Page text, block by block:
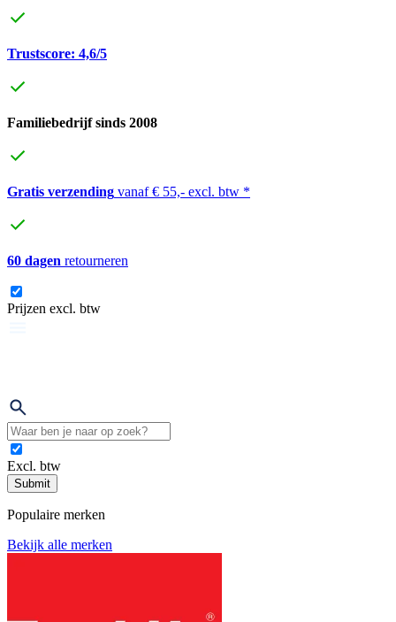
Trustscore: 4,6/5
Familiebedrijf sinds 2008
Gratis verzending vanaf € 55,- excl. btw *
60 dagen retourneren
Prijzen excl. btw
Excl. btw
Submit
Populaire merken
Bekijk alle merken